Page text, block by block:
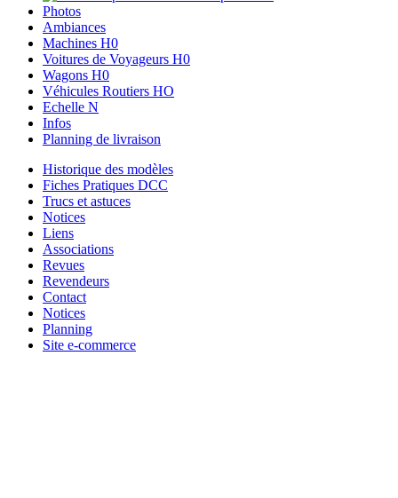
Photos
Ambiances
Machines H0
Voitures de Voyageurs H0
Wagons H0
Véhicules Routiers HO
Echelle N
Infos
Planning de livraison
Historique des modèles
Fiches Pratiques DCC
Trucs et astuces
Notices
Liens
Associations
Revues
Revendeurs
Contact
Notices
Planning
Site e-commerce